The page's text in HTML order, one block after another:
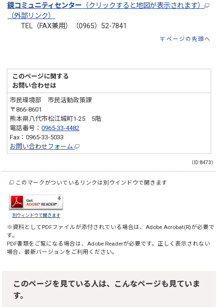
鏡コミュニティセンター （クリックすると地図が表示されます）
（外部リンク）
TEL（FAX兼用）（0965）52-7841
ページの先頭へ
このページに関する
お問い合わせは
市民環境部 市民活動政策課
〒866-8601
熊本県八代市松江城町1-25 5階
電話番号：0965-33-4482
Fax：0965-33-5033
お問い合わせフォーム
（ID:8473）
このマークがついているリンクは別ウインドウで開きます
別ウィンドウで開きます
※資料としてPDFファイルが添付されている場合は、 Adobe Acrobat(R)が必要で
す。
PDF書類をご覧になる場合は、 Adobe Readerが必要です。正しく表示されない
場合、最新バージョンをご利用ください。
このページを見ている人は、こんなページも見ていま
す。